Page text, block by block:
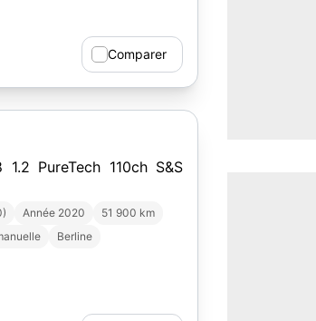
Comparer
1.2 PureTech 110ch S&S
Année 2020
51 900 km
Berline